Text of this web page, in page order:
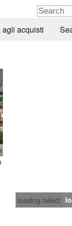
agli acquisti
loading failed!